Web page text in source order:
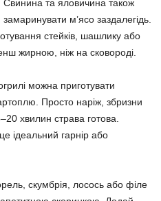
та яловичина також
м’ясо заздалегідь.
стейків, шашлику або
жирною, ніж на сковороді.
можна приготувати
Просто наріж, збризни
хвилин страва готова.
ідеальний гарнір або
скумбрія, лосось або філе